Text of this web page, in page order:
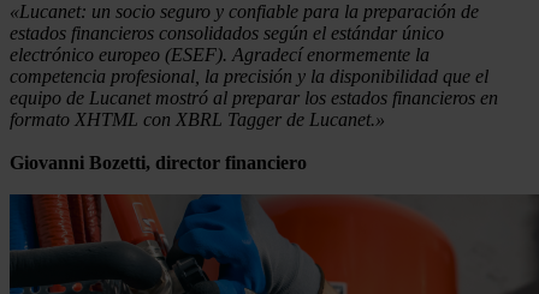
«Lucanet: un socio seguro y confiable para la preparación de
estados financieros consolidados según el estándar único
electrónico europeo (ESEF). Agradecí enormemente la
competencia profesional, la precisión y la disponibilidad que el
equipo de Lucanet mostró al preparar los estados financieros en
formato XHTML con XBRL Tagger de Lucanet.»
Giovanni Bozetti, director financiero